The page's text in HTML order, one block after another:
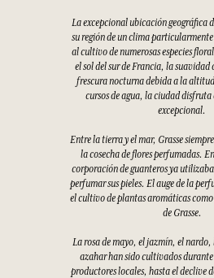
La excepcional ubicación geográfica
su región de un clima
al cultivo de numerosas especies
el sol del sur de Francia, la
frescura nocturna debida a la
cursos de agua, la ciudad
excepcional.
Entre la tierra y el mar, Grasse
la cosecha de flores perfumadas.
corporación de guanteros ya
perfumar sus pieles. El auge de la
el cultivo de plantas aromáticas
de Grasse.
La rosa de mayo, el jazmín, el
azahar han sido cultivados
productores locales, hasta el declive